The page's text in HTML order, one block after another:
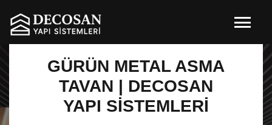
GÜRÜN METAL ASMA
TAVAN | DECOSAN
YAPI SISTEMLERI